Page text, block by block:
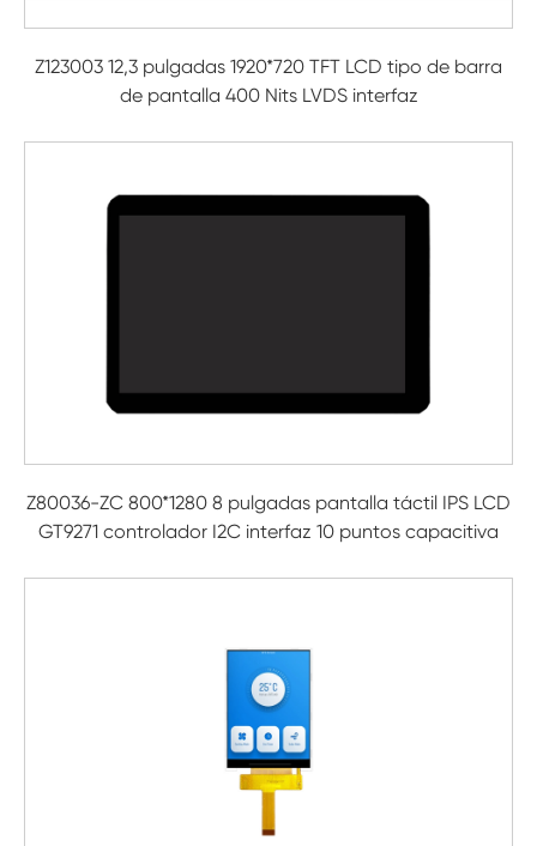
Z123003 12,3 pulgadas 1920*720 TFT LCD tipo de barra
de pantalla 400 Nits LVDS interfaz
Z80036-ZC 800*1280 8 pulgadas pantalla táctil IPS LCD
GT9271 controlador I2C interfaz 10 puntos capacitiva